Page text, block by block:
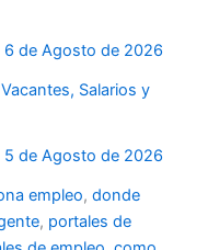
6 de Agosto de 2026
Salarios y
5 de Agosto de 2026
empleo, donde
, portales de